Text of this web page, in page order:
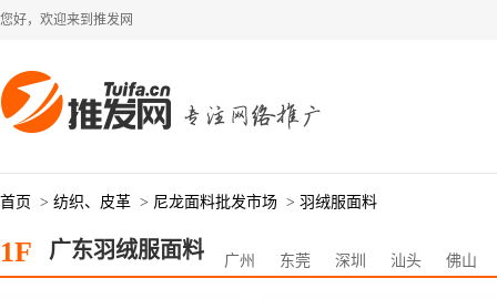
您好，欢迎来到推发网
首页 > 纺织、皮革 > 尼龙面料批发市场 > 羽绒服面料
1F 广东羽绒服面料 广州 东莞 深圳 汕头 佛山